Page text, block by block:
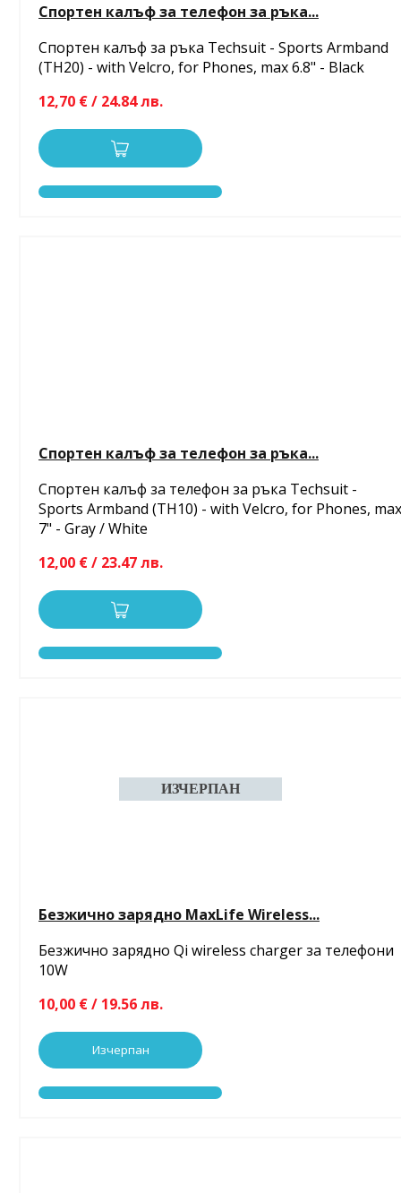
Спортен калъф за телефон за ръка...
Спортен калъф за ръка Techsuit - Sports Armband
(TH20) - with Velcro, for Phones, max 6.8" - Black
12,70 € / 24.84 лв.
Спортен калъф за телефон за ръка...
Спортен калъф за телефон за ръка Techsuit -
Sports Armband (TH10) - with Velcro, for Phones, max
7" - Gray / White
12,00 € / 23.47 лв.
Безжично зарядно MaxLife Wireless...
Безжично зарядно Qi wireless charger за телефони
10W
10,00 € / 19.56 лв.
Изчерпан